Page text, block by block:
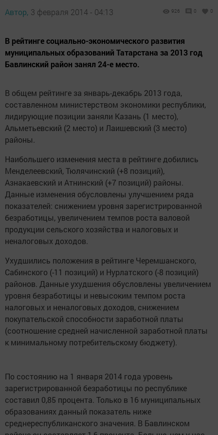
Автор, 3 февраля 2014 - 04:13 926 0 0
В рейтинге социально-экономического развития
муниципальных образований Татарстана за 2013 год
Бавлинский район занял 24-е место.
В общем рейтинге за январь-декабрь 2013 года,
составленном министерством экономики республики,
лидирующие позиции заняли Казань (1 место),
Альметьевский (2 место) и Лаишевский (3 место)
районы.
Наибольшего изменения места в рейтинге добились
Менделеевский, Тюлячинский (+8 позиций),
Азнакаевский и Атнинский (+7 позиций) районы.
Данные изменения обусловлены улучшением ряда
показателей: снижением уровня зарегистрированной
безработицы, увеличением темпов роста валовой
продукции сельского хозяйства и налоговых и
неналоговых доходов.
Ухудшились положения в рейтинге Черемшанского,
Сабинского (-11 позиций) и Нурлатского (-8 позиций)
районов. Данные ухудшения обусловлены увеличением
уровня безработицы и невысоким темпом роста
налоговых и неналоговых доходов, снижением
покупательской способности заработной платы
(соотношение средней начисленной заработной платы
к минимальному потребительскому бюджету).
По состоянию на 1 января 2014 года уровень
зарегистрированной безработицы по республике
составил 0,85 процента. Только в 16 муниципальных
образованиях данный показатель ниже
среднереспубликанского значения. В Бавлинском